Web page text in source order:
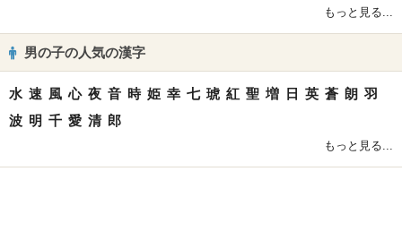
もっと見る...
男の子の人気の漢字
水 速 風 心 夜 音 時 姫 幸 七 琥 紅 聖 増 日 英 蒼 朗 羽
波 明 千 愛 清 郎
もっと見る...